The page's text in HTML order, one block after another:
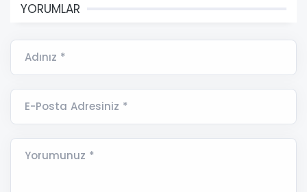
YORUMLAR
Adınız *
E-Posta Adresiniz *
Yorumunuz *